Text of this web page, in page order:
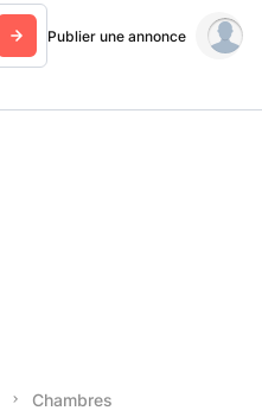
Publier une annonce
Chambres